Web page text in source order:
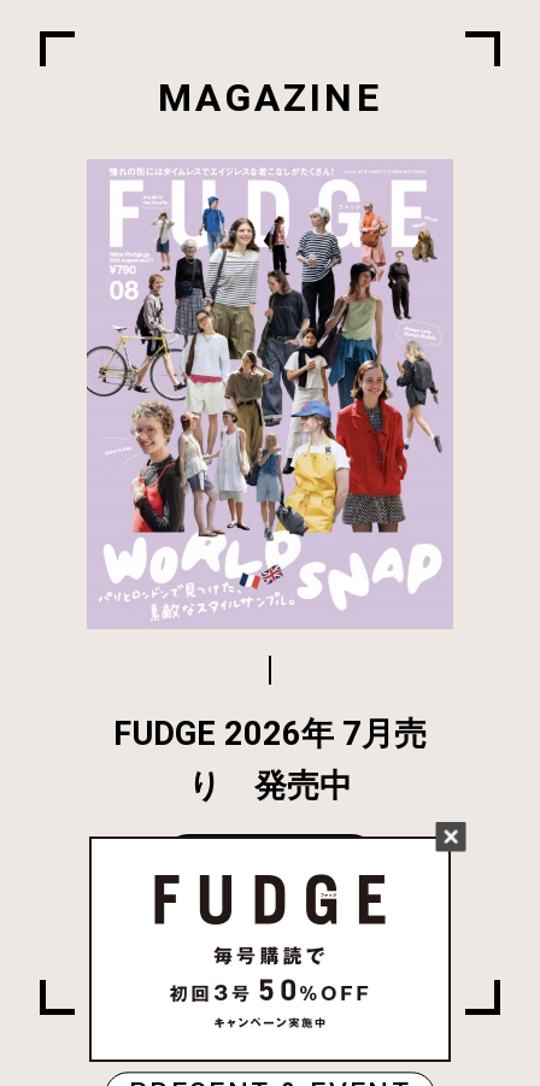
MAGAZINE
FUDGE 2026年 7月売
り 発売中
姉妹誌一覧はこちら